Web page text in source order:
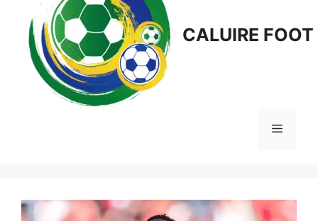
CALUIRE FOOT
Menu